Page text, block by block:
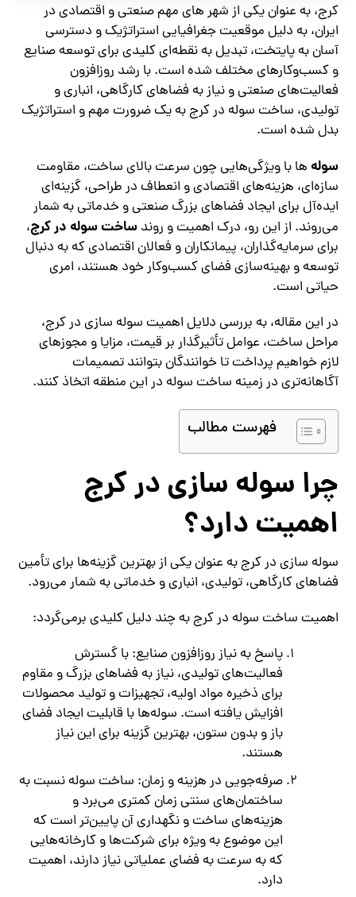
کرج، به عنوان یکی از شهر های مهم صنعتی و اقتصادی در
ایران، به دلیل موقعیت جغرافیایی استراتژیک و دسترسی
آسان به پایتخت، تبدیل به نقطه‌ای کلیدی برای توسعه صنایع
و کسب‌وکارهای مختلف شده است. با رشد روزافزون
فعالیت‌های صنعتی و نیاز به فضاهای کارگاهی، انباری و
تولیدی، ساخت سوله در کرج به یک ضرورت مهم و استراتژیک
بدل شده است.
سوله‌ها با ویژگی‌هایی چون سرعت بالای ساخت، مقاومت
سازه‌ای، هزینه‌های اقتصادی و انعطاف در طراحی، گزینه‌ای
ایده‌آل برای ایجاد فضاهای بزرگ صنعتی و خدماتی به شمار
می‌روند. از این رو، درک اهمیت و روندساخت سوله در کرج،
برای سرمایه‌گذاران، پیمانکاران و فعالان اقتصادی که به دنبال
توسعه و بهینه‌سازی فضای کسب‌وکار خود هستند، امری
حیاتی است.
در این مقاله، به بررسی دلایل اهمیت سوله‌ سازی در کرج،
مراحل ساخت، عوامل تأثیرگذار بر قیمت، مزایا و مجوزهای
لازم خواهیم پرداخت تا خوانندگان بتوانند تصمیمات
آگاهانه‌تری در زمینه ساخت سوله در این منطقه اتخاذ کنند.
فهرست مطالب
چرا سوله‌ سازی در کرج
اهمیت دارد؟
سوله‌ سازی در کرج به عنوان یکی از بهترین گزینه‌ها برای تأمین
فضاهای کارگاهی، تولیدی، انباری و خدماتی به شمار می‌رود.
اهمیت ساخت سوله در کرج به چند دلیل کلیدی برمی‌گردد:
پاسخ به نیاز روزافزون صنایع: با گسترش
فعالیت‌های تولیدی، نیاز به فضاهای بزرگ و مقاوم
برای ذخیره مواد اولیه، تجهیزات و تولید محصولات
افزایش یافته است. سوله‌ها با قابلیت ایجاد فضای
باز و بدون ستون، بهترین گزینه برای این نیاز
هستند.
صرفه‌جویی در هزینه و زمان: ساخت سوله نسبت به
ساختمان‌های سنتی زمان کمتری می‌برد و
هزینه‌های ساخت و نگهداری آن پایین‌تر است که
این موضوع به ویژه برای شرکت‌ها و کارخانه‌هایی
که به سرعت به فضای عملیاتی نیاز دارند، اهمیت
دارد.